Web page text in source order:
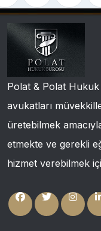
Polat & Polat
avukatları
üretebilmek
etmekte ve gerekli
hizmet verebilmek